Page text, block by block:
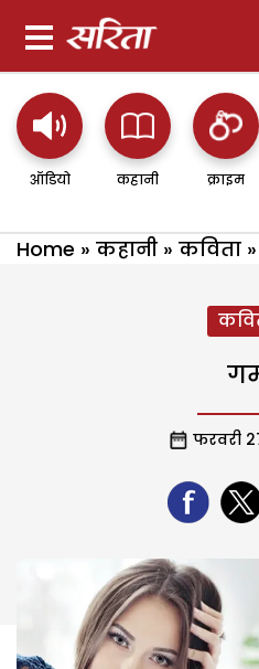
ऑडियो कहानी क्राइम
Home » कहानी » कविता »
फरवरी